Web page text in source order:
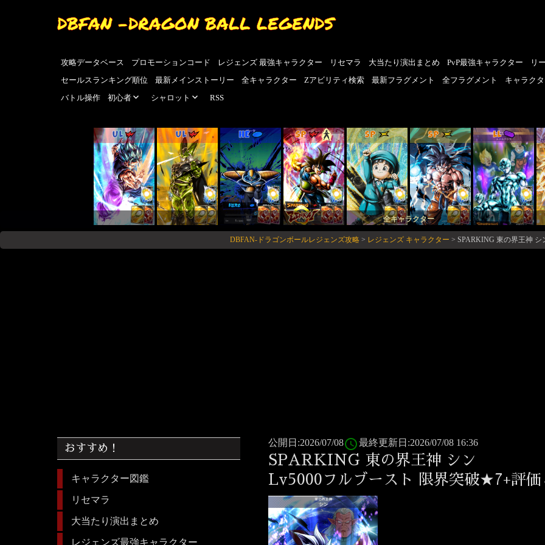
DBFAN -DRAGON BALL LEGENDS
攻略データベース プロモーションコード レジェンズ 最強キャラクター リセマラ 大当たり演出まとめ PvP最強キャラクター リ
セールスランキング順位
最新メインストーリー 全キャラクター Zアビリティ検索 最新フラグメント 全フラグメント キャラク
バトル操作
初心者 シャロット RSS
UL UL HE SP SP SP LL
全キャラクター
DBFAN-ドラゴンボールレジェンズ攻略 > レジェンズ キャラクター > SPARKING 東の界王神 シ
公開日:2026/07/08access_time 最終更新日:2026/07/08 16:36
SPARKING 東の界王神 シン
Lv5000フルブースト 限界突破★7+評価
おすすめ！
キャラクター図鑑
リセマラ
大当たり演出まとめ
レジェンズ最強キャラクター